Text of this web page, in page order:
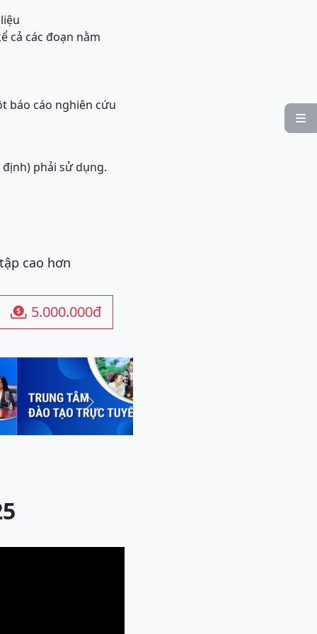

cả các đoạn nằm
báo cáo nghiên cứu
phải sử dụng.
cao hơn
 5.000.000đ
Next